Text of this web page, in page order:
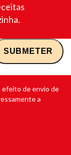
efeito de envio de
a